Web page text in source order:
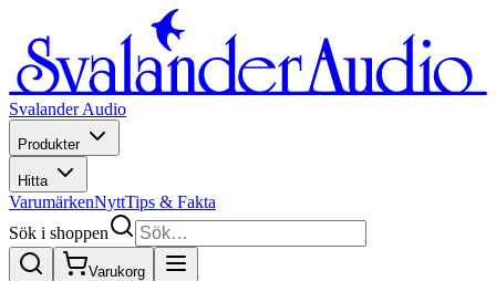
Svalander Audio
Produkter
Hitta
VarumärkenNyttTips & Fakta
Sök i shoppen
Varukorg